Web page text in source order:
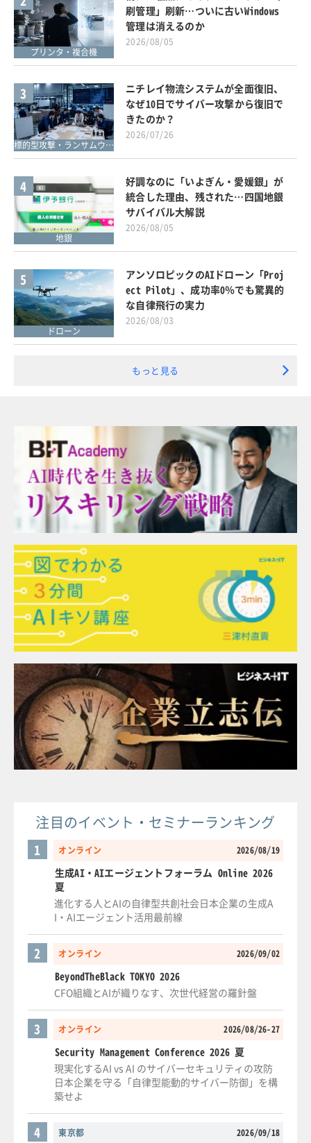
プリンタ・複合機
刷管理」刷新…ついに古いWindows
管理は消えるのか
2026/08/05
3
標的型攻撃・ランサムウェア対策
ニチレイ物流システムが全面復旧、
なぜ10日でサイバー攻撃から復旧で
きたのか？
2026/07/26
4
地銀
好調なのに「いよぎん・愛媛銀」が
統合した理由、残された…四国地銀
サバイバル大解説
2026/08/05
5
ドローン
アンソロピックのAIドローン「Proj
ect Pilot」、成功率0％でも驚異的
な自律飛行の実力
2026/08/03
もっと見る
注目のイベント・セミナーランキング
オンライン 2026/08/19
1
生成AI・AIエージェントフォーラム Online 2026
夏
進化する人とAIの自律型共創社会日本企業の生成A
I・AIエージェント活用最前線
オンライン 2026/09/02
2
BeyondTheBlack TOKYO 2026
CFO組織とAIが織りなす、次世代経営の羅針盤
オンライン 2026/08/26-27
3
Security Management Conference 2026 夏
現実化するAI vs AI のサイバーセキュリティの攻防
日本企業を守る「自律型能動的サイバー防御」を構
築せよ
東京都 2026/09/18
4